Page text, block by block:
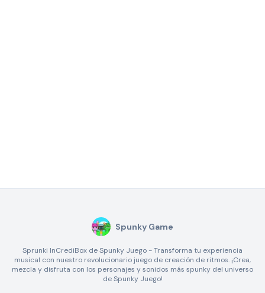
Spunky Game
Sprunki InCrediBox de Spunky Juego - Transforma tu experiencia
musical con nuestro revolucionario juego de creación de ritmos. ¡Crea,
mezcla y disfruta con los personajes y sonidos más spunky del universo
de Spunky Juego!